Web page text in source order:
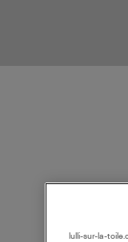
lulli-sur-la-